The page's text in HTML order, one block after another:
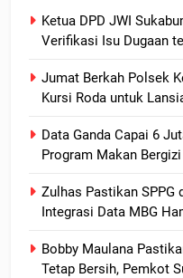
Ketua DPD JWI
Verifikasi Isu Dugaan
Jumat Berkah Polsek
Kursi Roda untuk
Data Ganda Capai 6
Program Makan
Zulhas Pastikan SPPG
Integrasi Data MBG
Bobby Maulana
Tetap Bersih, Pemkot